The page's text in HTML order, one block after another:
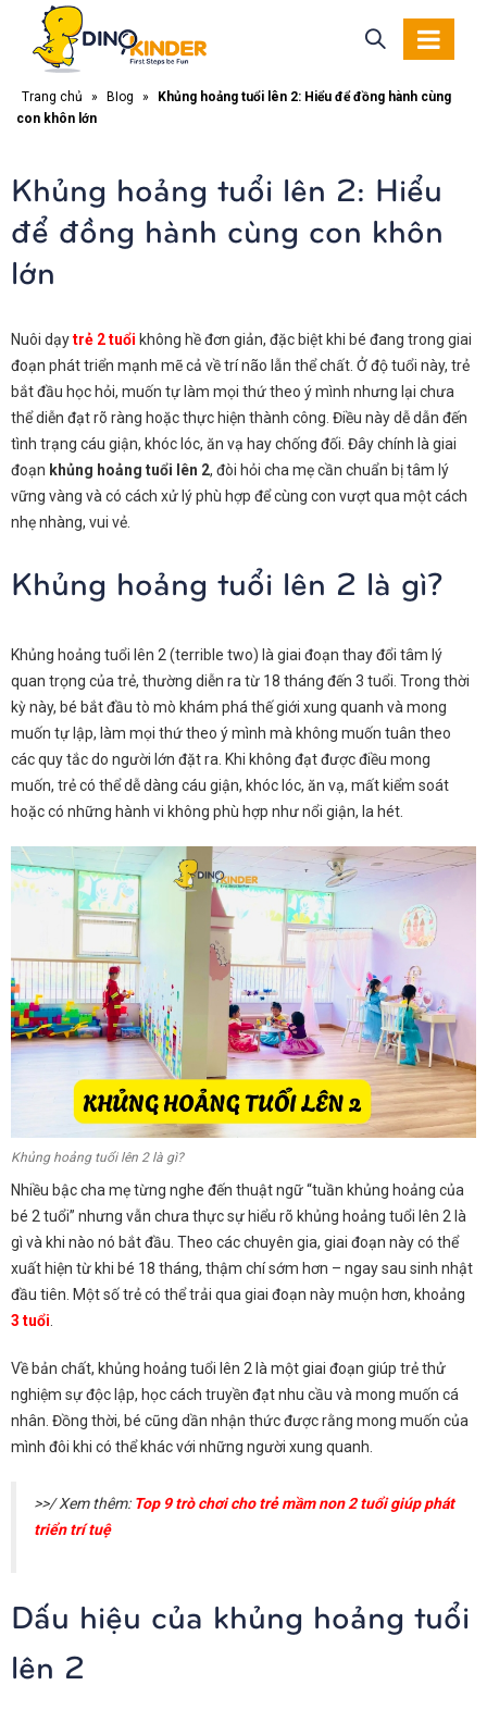
Trang chủ » Blog »
Khủng hoảng tuổi lên 2: Hiểu để đồng hành cùng
con khôn lớn
Khủng hoảng tuổi lên 2: Hiểu
để đồng hành cùng con khôn
lớn
Nuôi dạytrẻ 2 tuổi không hề đơn giản, đặc biệt khi bé đang trong giai
đoạn phát triển mạnh mẽ cả về trí não lẫn thể chất. Ở độ tuổi này, trẻ
bắt đầu học hỏi, muốn tự làm mọi thứ theo ý mình nhưng lại chưa
thể diễn đạt rõ ràng hoặc thực hiện thành công. Điều này dễ dẫn đến
tình trạng cáu giận, khóc lóc, ăn vạ hay chống đối. Đây chính là giai
đoạn khủng hoảng tuổi lên 2, đòi hỏi cha mẹ cần chuẩn bị tâm lý
vững vàng và có cách xử lý phù hợp để cùng con vượt qua một cách
nhẹ nhàng, vui vẻ.
Khủng hoảng tuổi lên 2 là gì?
Khủng hoảng tuổi lên 2 (terrible two) là giai đoạn thay đổi tâm lý
quan trọng của trẻ, thường diễn ra từ 18 tháng đến 3 tuổi. Trong thời
kỳ này, bé bắt đầu tò mò khám phá thế giới xung quanh và mong
muốn tự lập, làm mọi thứ theo ý mình mà không muốn tuân theo
các quy tắc do người lớn đặt ra. Khi không đạt được điều mong
muốn, trẻ có thể dễ dàng cáu giận, khóc lóc, ăn vạ, mất kiểm soát
hoặc có những hành vi không phù hợp như nổi giận, la hét.
Khủng hoảng tuổi lên 2 là gì?
Nhiều bậc cha mẹ từng nghe đến thuật ngữ “tuần khủng hoảng của
bé 2 tuổi” nhưng vẫn chưa thực sự hiểu rõ khủng hoảng tuổi lên 2 là
gì và khi nào nó bắt đầu. Theo các chuyên gia, giai đoạn này có thể
xuất hiện từ khi bé 18 tháng, thậm chí sớm hơn – ngay sau sinh nhật
đầu tiên. Một số trẻ có thể trải qua giai đoạn này muộn hơn, khoảng
3 tuổi
Về bản chất, khủng hoảng tuổi lên 2 là một giai đoạn giúp trẻ thử
nghiệm sự độc lập, học cách truyền đạt nhu cầu và mong muốn cá
nhân. Đồng thời, bé cũng dần nhận thức được rằng mong muốn của
mình đôi khi có thể khác với những người xung quanh.
>>/ Xem thêm: Top 9 trò chơi cho trẻ mầm non 2 tuổi giúp phát
triển trí tuệ
Dấu hiệu của khủng hoảng tuổi
lên 2